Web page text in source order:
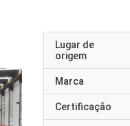
Lugar de
origem
Marca
Certificação